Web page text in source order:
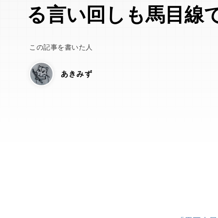
る言い回しも馬目線
この記事を書いた人
あきみず